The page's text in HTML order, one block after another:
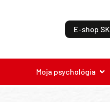
E-shop SK
Moja psychológia